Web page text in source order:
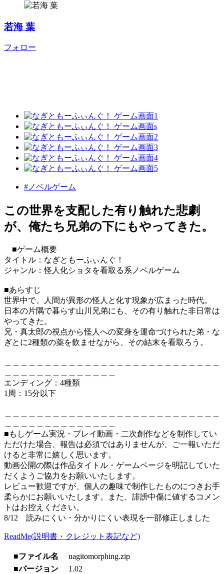
若海 葉
フォロー
#ノベルゲーム
この世界を支配した有り触れた悲劇
が、俺たち兄弟の下にもやってきた。
■ゲーム概要
タイトル：なぎともーふぃんぐ！
ジャンル：怪人化ショタを看取る系ノベルゲーム
■あらすじ
世界中で、人間が異形の怪人と化す現象が広まった時代。
日本の片隅で暮らす山川兄弟にも、その有り触れた非日常は
やってきた。
兄・真太郎の視点から怪人への変身を運命づけられた弟・な
ぎとに2種類の薬を飲ませながら、その結末を看取ろう。
エンディング：4種類
1周：15分以下
■もしゲーム実況・プレイ動画・二次創作などを制作してい
ただけた場合、報告は必須ではありませんが、ご一報いただ
けると非常に嬉しく思います。
動画公開の際は作品タイトル・ゲームページを明記していた
だくようご協力をお願いいたします。
レビュー歓迎ですが、個人の趣味で制作したものにつきお手
柔らかにお願いいたします。また、誹謗中傷に値するコメン
トはお控えください。
8/12 読みにくい・分かりにくい表現を一部修正しました
ReadMe(説明書・クレジット表記など)
■ファイル名
nagitomorphing.zip
■バージョン
1.02